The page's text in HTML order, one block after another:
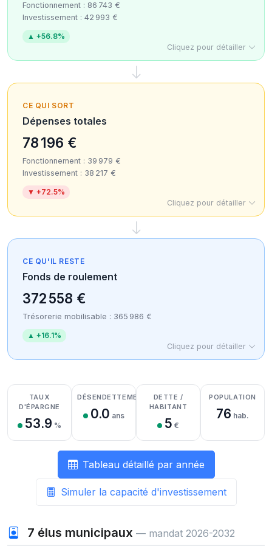
Fonctionnement : 86 743 €
Investissement : 42 993 €
▲ +56.8%
Cliquez pour détailler
CE QUI SORT
Dépenses totales
78 196 €
Fonctionnement : 39 979 €
Investissement : 38 217 €
▼ +72.5%
Cliquez pour détailler
CE QU'IL RESTE
Fonds de roulement
372 558 €
Trésorerie mobilisable : 365 986 €
▲ +16.1%
Cliquez pour détailler
Détail des recettes
Détail des dépenses
Détail de la trésorerie
TAUX
D'ÉPARGNE
53.9 %
DÉSENDETTEMENT
0.0 ans
DETTE /
HABITANT
5 €
POPULATION
76 hab.
Tableau détaillé par année
Simuler la capacité d'investissement
7 élus municipaux — mandat 2026-2032